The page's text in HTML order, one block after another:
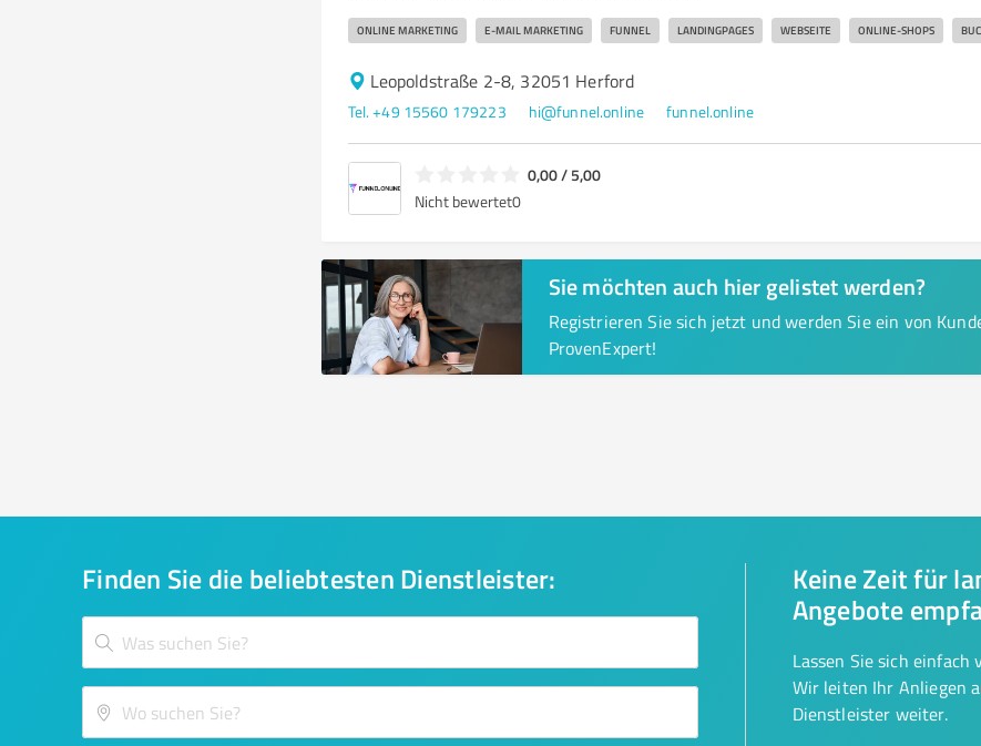
ONLINE MARKETING E-MAIL MARKETING FUNNEL LANDINGPAGES WEBSEITE ONLINE-SHOPS
Leopoldstraße 2-8, 32051 Herford
Tel. +49 15560 179223 hi@funnel.online funnel.online
0,00 / 5,00
Nicht bewertet0
Sie möchten auch hier gelistet werden?
Registrieren Sie sich jetzt und werden Sie ein von
ProvenExpert!
Finden Sie die beliebtesten Dienstleister:
Keine Zeit für
Angebote
Lassen Sie sich
Wir leiten Ihr Anliegen
Dienstleister weiter.